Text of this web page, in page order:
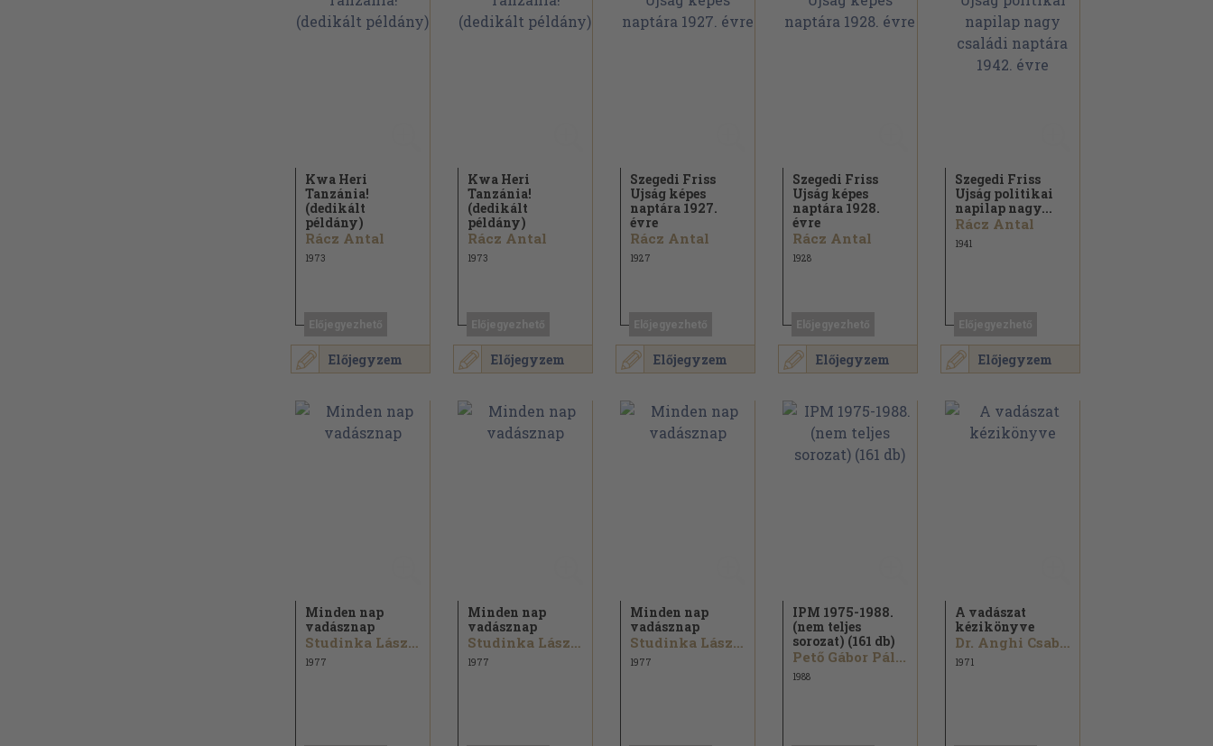
Előjegyzem
Kwa Heri
Tanzánia!
(dedikált
példány)
Rácz Antal
1973
Előjegyzem
Kwa Heri
Tanzánia!
(dedikált
példány)
Rácz Antal
1973
Előjegyzem
Szegedi Friss
Ujság képes
naptára 1927.
évre
Rácz Antal
1927
Előjegyzem
Szegedi Friss
Ujság képes
naptára 1928.
évre
Rácz Antal
1928
Előjegyzem
Szegedi Friss
Ujság politikai
napilap nagy...
Rácz Antal
1941
Minden nap
vadásznap
Studinka László
1977
Minden nap
vadásznap
Studinka László
1977
Minden nap
vadásznap
Studinka László
1977
IPM 1975-1988.
(nem teljes
sorozat) (161 db)
Pető Gábor Pál...
1988
A vadászat
kézikönyve
Dr. Anghi Csaba...
1971